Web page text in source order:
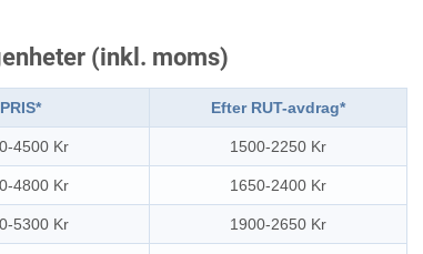
(inkl. moms)
PRIS* Efter RUT-avdrag*
4500 Kr 1500-2250 Kr
4800 Kr 1650-2400 Kr
5300 Kr 1900-2650 Kr